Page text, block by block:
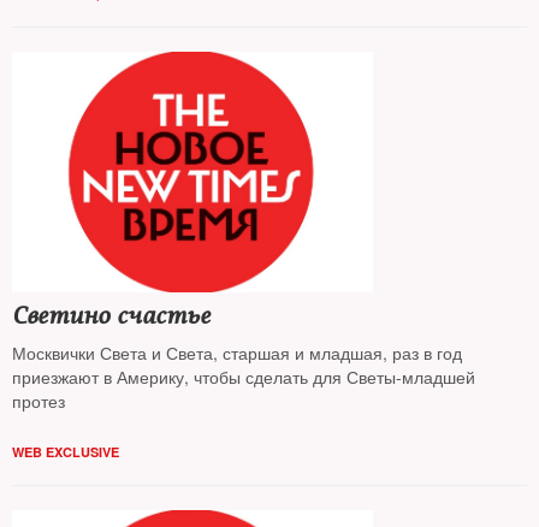
Светино счастье
Москвички Света и Света, старшая и младшая, раз в год
приезжают в Америку, чтобы сделать для Светы-младшей
протез
WEB EXCLUSIVE